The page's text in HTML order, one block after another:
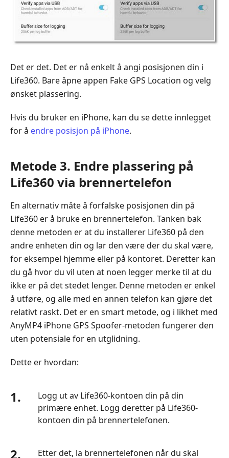
Det er det. Det er nå enkelt å angi posisjonen din i
Life360. Bare åpne appen Fake GPS Location og velg
ønsket plassering.
Hvis du bruker en iPhone, kan du se dette innlegget
for å endre posisjon på iPhone.
Metode 3. Endre plassering på
Life360 via brennertelefon
En alternativ måte å forfalske posisjonen din på
Life360 er å bruke en brennertelefon. Tanken bak
denne metoden er at du installerer Life360 på den
andre enheten din og lar den være der du skal være,
for eksempel hjemme eller på kontoret. Deretter kan
du gå hvor du vil uten at noen legger merke til at du
ikke er på det stedet lenger. Denne metoden er enkel
å utføre, og alle med en annen telefon kan gjøre det
relativt raskt. Det er en smart metode, og i likhet med
AnyMP4 iPhone GPS Spoofer-metoden fungerer den
uten potensiale for en utglidning.
Dette er hvordan:
1.
Logg ut av Life360-kontoen din på din
primære enhet. Logg deretter på Life360-
kontoen din på brennertelefonen.
2.
Etter det, la brennertelefonen når du skal